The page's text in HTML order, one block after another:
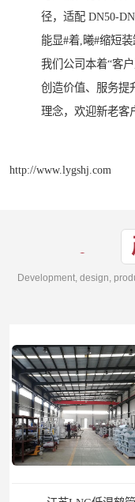
径，适配 DN50-
能显#着,曦#缩短装
我们公司本着“客
创造价值、服务提
理念，欢迎新老客
http://www.lygshj.com